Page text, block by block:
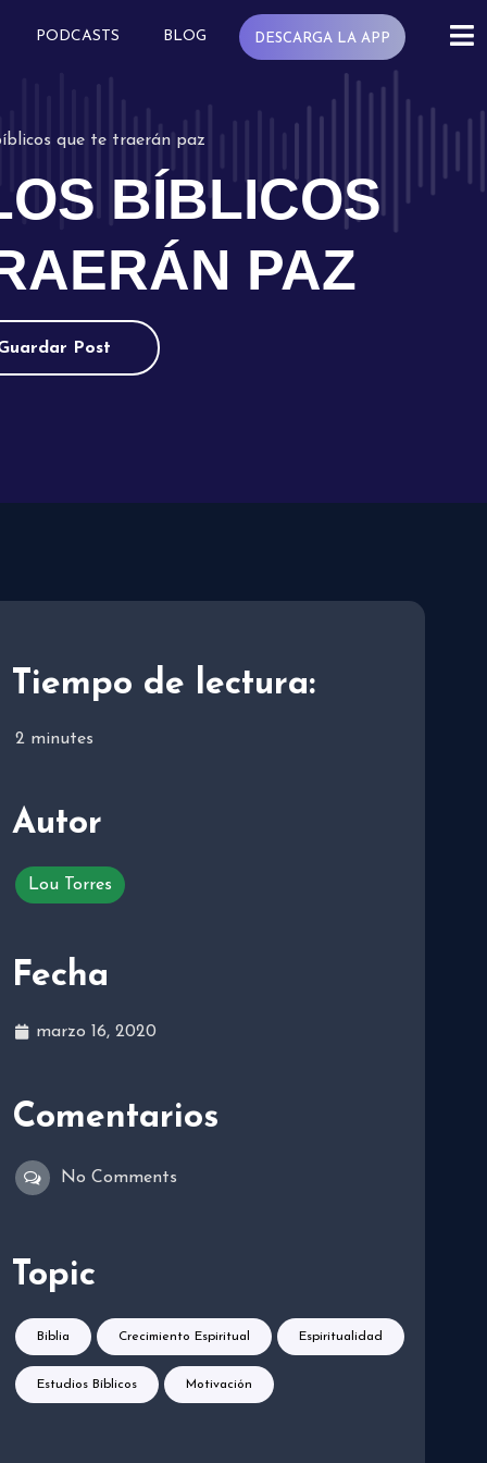
PODCASTS BLOG DESCARGA LA APP
que te traerán paz
BÍBLICOS
PAZ
Post
Tiempo de lectura:
2 minutes
Autor
Lou Torres
Fecha
marzo 16, 2020
Comentarios
No Comments
Topic
Biblia Crecimiento Espiritual Espiritualidad
Estudios Bíblicos Motivación